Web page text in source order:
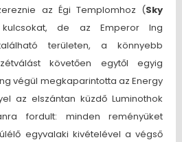
az Égi Templomhoz (Sky
de az Emperor Ing
területen, a könnyebb
követően egytől egyig
végül megkaparintotta az Energy
az elszántan küzdő Luminothok
fordult: minden reményüket
egyvalaki kivételével a végső